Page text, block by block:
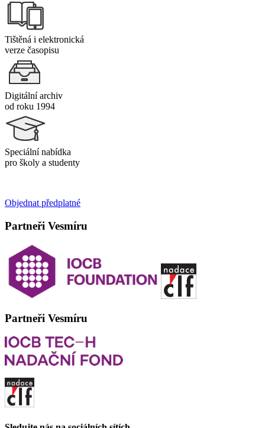
Tištěná i elektronická
verze časopisu
Digitální archiv
od roku 1994
Speciální nabídka
pro školy a studenty
Objednat předplatné
Partneři Vesmíru
Partneři Vesmíru